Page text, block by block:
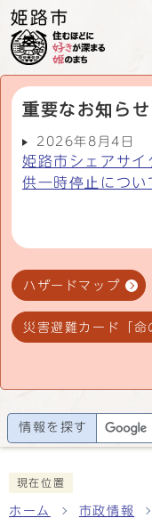
重要なお知らせ
2026年8月4日
姫路市シェアサ
供一時停止につい
ハザードマップ
災害避難カード「命
情報を探す
現在位置
ホーム 市政情報